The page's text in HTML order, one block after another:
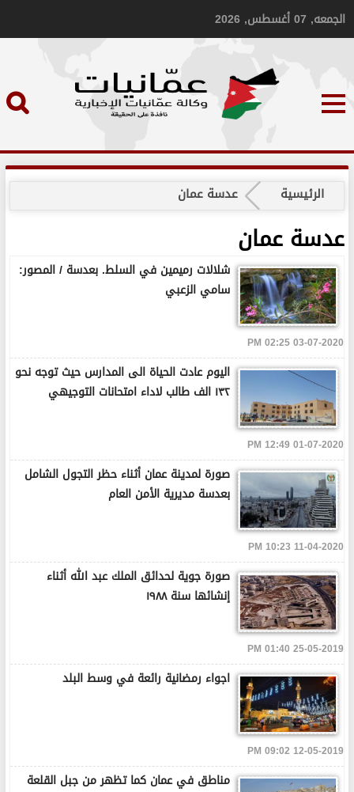
الجمعه, 07 أغسطس, 2026
الرئيسية عدسة عمان
عدسة عمان
شلالات رميمين في السلط. بعدسة / المصور:
سامي الزعبي
03-07-2020 02:25 PM
اليوم عادت الحياة الى المدارس حيث توجه نحو
١٣٢ الف طالب لاداء امتحانات التوجيهي
01-07-2020 12:49 PM
صورة لمدينة عمان أثناء حظر التجول الشامل
بعدسة مديرية الأمن العام
11-04-2020 10:23 PM
صورة جوية لحدائق الملك عبد الله أثناء
إنشائها سنة ١٩٨٨
25-05-2019 01:40 PM
اجواء رمضانية رائعة في وسط البلد
12-05-2019 09:02 PM
مناطق في عمان كما تظهر من جبل القلعة